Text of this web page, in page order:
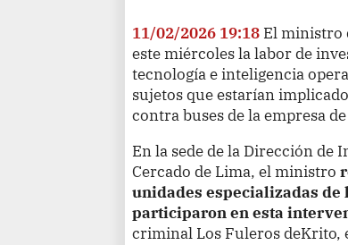
11/02/2026 19:18 El ministro
este miércoles la labor de
tecnología e inteligencia
sujetos que estarían
contra buses de la empresa
En la sede de la Dirección
Cercado de Lima, el ministro
unidades especializadas
participaron en esta
criminal Los Fuleros deKrito,